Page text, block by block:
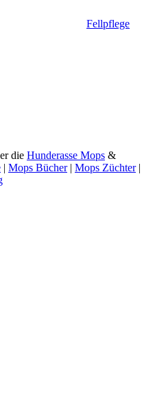
Fellpflege
die Hunderasse Mops &
| Mops Bücher| Mops Züchter|